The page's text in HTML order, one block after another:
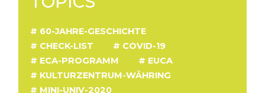
60-JAHRE-GESCHICHTE
CHECK-LIST
COVID-19
ECA-PROGRAMM
EUCA
KULTURZENTRUM-WÄHRING
MINI-UNIV-2020